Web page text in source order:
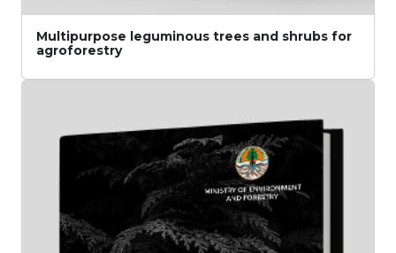
Multipurpose leguminous trees and shrubs for
agroforestry